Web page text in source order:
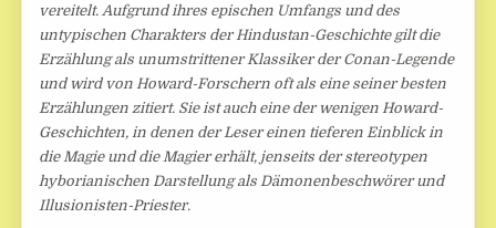
vereitelt. Aufgrund ihres epischen Umfangs und des
untypischen Charakters der Hindustan-Geschichte gilt die
Erzählung als unumstrittener Klassiker der Conan-Legende
und wird von Howard-Forschern oft als eine seiner besten
Erzählungen zitiert. Sie ist auch eine der wenigen Howard-
Geschichten, in denen der Leser einen tieferen Einblick in
die Magie und die Magier erhält, jenseits der stereotypen
hyborianischen Darstellung als Dämonenbeschwörer und
Illusionisten-Priester.